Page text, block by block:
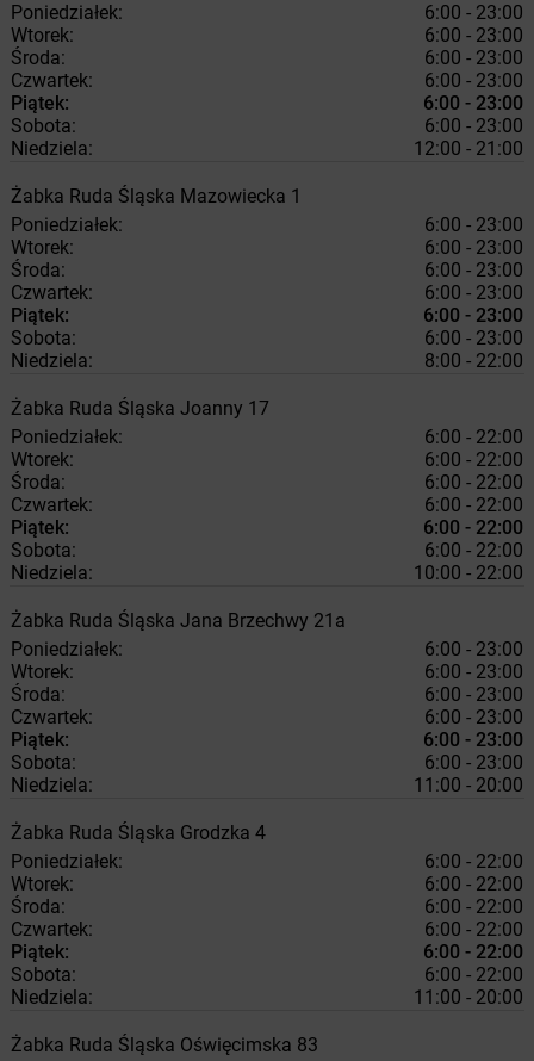
Poniedziałek:
6:00 - 23:00
Wtorek:
6:00 - 23:00
Środa:
6:00 - 23:00
Czwartek:
6:00 - 23:00
Piątek:
6:00 - 23:00
Sobota:
6:00 - 23:00
Niedziela:
12:00 - 21:00
Żabka Ruda Śląska Mazowiecka 1
Poniedziałek:
6:00 - 23:00
Wtorek:
6:00 - 23:00
Środa:
6:00 - 23:00
Czwartek:
6:00 - 23:00
Piątek:
6:00 - 23:00
Sobota:
6:00 - 23:00
Niedziela:
8:00 - 22:00
Żabka Ruda Śląska Joanny 17
Poniedziałek:
6:00 - 22:00
Wtorek:
6:00 - 22:00
Środa:
6:00 - 22:00
Czwartek:
6:00 - 22:00
Piątek:
6:00 - 22:00
Sobota:
6:00 - 22:00
Niedziela:
10:00 - 22:00
Żabka Ruda Śląska Jana Brzechwy 21a
Poniedziałek:
6:00 - 23:00
Wtorek:
6:00 - 23:00
Środa:
6:00 - 23:00
Czwartek:
6:00 - 23:00
Piątek:
6:00 - 23:00
Sobota:
6:00 - 23:00
Niedziela:
11:00 - 20:00
Żabka Ruda Śląska Grodzka 4
Poniedziałek:
6:00 - 22:00
Wtorek:
6:00 - 22:00
Środa:
6:00 - 22:00
Czwartek:
6:00 - 22:00
Piątek:
6:00 - 22:00
Sobota:
6:00 - 22:00
Niedziela:
11:00 - 20:00
Żabka Ruda Śląska Oświęcimska 83